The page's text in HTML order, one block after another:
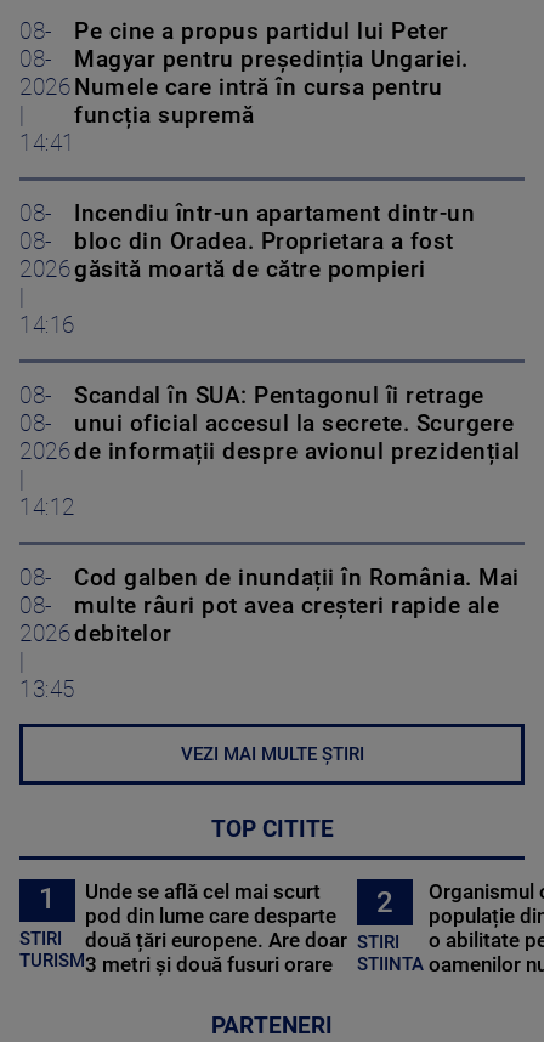
08-
08-
2026
14:41
Pe cine a propus partidul lui Peter
Magyar pentru președinția Ungariei.
Numele care intră în cursa pentru
funcția supremă
08-
08-
2026
14:16
Incendiu într-un apartament dintr-un
bloc din Oradea. Proprietara a fost
găsită moartă de către pompieri
08-
08-
2026
14:12
Scandal în SUA: Pentagonul îi retrage
unui oficial accesul la secrete. Scurgere
de informații despre avionul prezidențial
08-
08-
2026
13:45
Cod galben de inundații în România. Mai
multe râuri pot avea creșteri rapide ale
debitelor
VEZI MAI MULTE ȘTIRI
TOP CITITE
1
STIRI
TURISM
Unde se află cel mai scurt
pod din lume care desparte
două țări europene. Are doar
3 metri și două fusuri orare
2
STIRI
STIINTA
Organismul
populație
o abilitate
oamenilor
PARTENERI